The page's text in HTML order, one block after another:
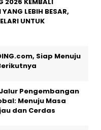
LEBIH BESAR,
UNTUK
Siap Menuju
Pengembangan
Menuju Masa
dan Cerdas